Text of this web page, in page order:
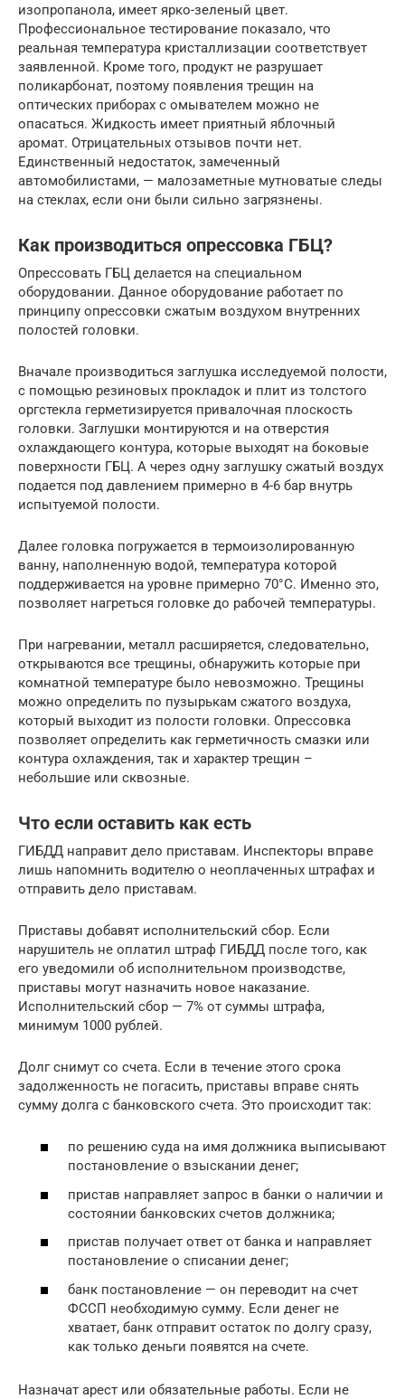
изопропанола, имеет ярко-зеленый цвет.
Профессиональное тестирование показало, что
реальная температура кристаллизации соответствует
заявленной. Кроме того, продукт не разрушает
поликарбонат, поэтому появления трещин на
оптических приборах с омывателем можно не
опасаться. Жидкость имеет приятный яблочный
аромат. Отрицательных отзывов почти нет.
Единственный недостаток, замеченный
автомобилистами, — малозаметные мутноватые следы
на стеклах, если они были сильно загрязнены.
Как производиться опрессовка ГБЦ?
Опрессовать ГБЦ делается на специальном
оборудовании. Данное оборудование работает по
принципу опрессовки сжатым воздухом внутренних
полостей головки.
Вначале производиться заглушка исследуемой полости,
с помощью резиновых прокладок и плит из толстого
оргстекла герметизируется привалочная плоскость
головки. Заглушки монтируются и на отверстия
охлаждающего контура, которые выходят на боковые
поверхности ГБЦ. А через одну заглушку сжатый воздух
подается под давлением примерно в 4-6 бар внутрь
испытуемой полости.
Далее головка погружается в термоизолированную
ванну, наполненную водой, температура которой
поддерживается на уровне примерно 70°С. Именно это,
позволяет нагреться головке до рабочей температуры.
При нагревании, металл расширяется, следовательно,
открываются все трещины, обнаружить которые при
комнатной температуре было невозможно. Трещины
можно определить по пузырькам сжатого воздуха,
который выходит из полости головки. Опрессовка
позволяет определить как герметичность смазки или
контура охлаждения, так и характер трещин –
небольшие или сквозные.
Что если оставить как есть
ГИБДД направит дело приставам. Инспекторы вправе
лишь напомнить водителю о неоплаченных штрафах и
отправить дело приставам.
Приставы добавят исполнительский сбор. Если
нарушитель не оплатил штраф ГИБДД после того, как
его уведомили об исполнительном производстве,
приставы могут назначить новое наказание.
Исполнительский сбор — 7% от суммы штрафа,
минимум 1000 рублей.
Долг снимут со счета. Если в течение этого срока
задолженность не погасить, приставы вправе снять
сумму долга с банковского счета. Это происходит так:
по решению суда на имя должника выписывают
постановление о взыскании денег;
пристав направляет запрос в банки о наличии и
состоянии банковских счетов должника;
пристав получает ответ от банка и направляет
постановление о списании денег;
банк постановление — он переводит на счет
ФССП необходимую сумму. Если денег не
хватает, банк отправит остаток по долгу сразу,
как только деньги появятся на счете.
Назначат арест или обязательные работы. Если не